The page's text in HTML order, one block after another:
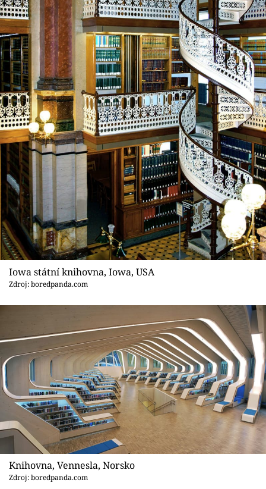
Iowa státní knihovna, Iowa, USA
Zdroj: boredpanda.com
Knihovna, Vennesla, Norsko
Zdroj: boredpanda.com